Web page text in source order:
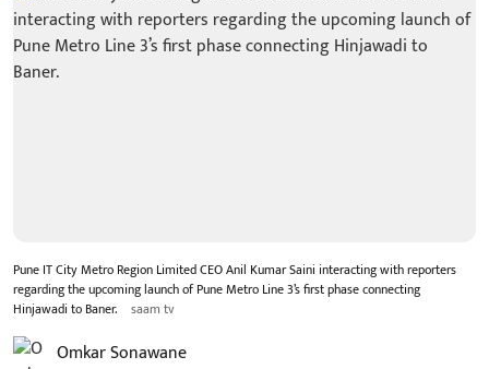
Pune IT City Metro Region Limited CEO Anil Kumar Saini interacting with reporters
regarding the upcoming launch of Pune Metro Line 3’s first phase connecting
Hinjawadi to Baner.
saam tv
Omkar Sonawane